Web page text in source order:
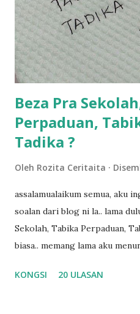
dukung adik hadi sambil
ngah dengan abg long
kalau ikut anak-anak semua
ba...
Beza Pra
Perpaduan,
Tadika ?
Oleh Rozita Ceritaita
assalamualaikum semua, aku
soalan dari blog ni la.. lama
Sekolah, Tabika Perpaduan,
biasa.. memang lama aku
ko.. masa tu aku baru je ada
KONGSI 20 ULASAN